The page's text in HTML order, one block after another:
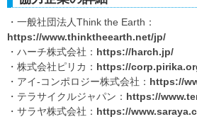
・一般社団法人Think the Earth：
https://www.thinktheearth.net/jp/
・ハーチ株式会社： https://harch.jp/
・株式会社ピリカ： https://
・アイ-コンポロジー株式会社： https://
・テラサイクルジャパン： https://
・サラヤ株式会社： https://